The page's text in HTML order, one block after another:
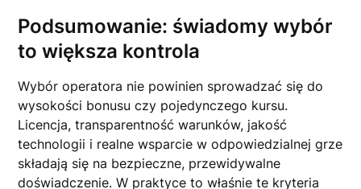
Podsumowanie: świadomy wybór
to większa kontrola
Wybór operatora nie powinien sprowadzać się do
wysokości bonusu czy pojedynczego kursu.
Licencja, transparentność warunków, jakość
technologii i realne wsparcie w odpowiedzialnej grze
składają się na bezpieczne, przewidywalne
doświadczenie. W praktyce to właśnie te kryteria